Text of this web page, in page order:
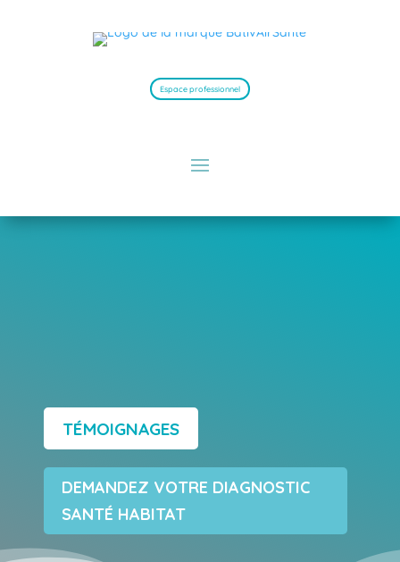
Espace professionnel
TÉMOIGNAGES
DEMANDEZ VOTRE DIAGNOSTIC
SANTÉ HABITAT